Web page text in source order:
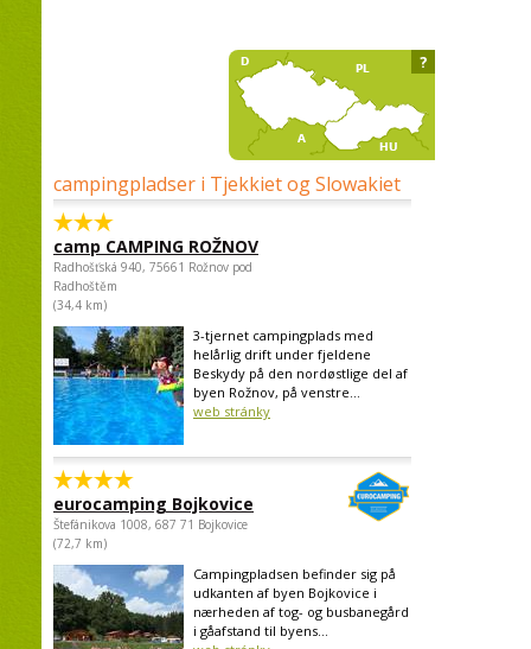
campingpladser i Tjekkiet og Slowakiet
camp CAMPING ROŽNOV
Radhošťská 940, 75661 Rožnov pod
Radhoštěm
(34,4 km)
3-tjernet campingplads med
helårlig drift under fjeldene
Beskydy på den nordøstlige del af
byen Rožnov, på venstre...
web stránky
eurocamping Bojkovice
Štefánikova 1008, 687 71 Bojkovice
(72,7 km)
Campingpladsen befinder sig på
udkanten af byen Bojkovice i
nærheden af tog- og busbanegård
i gåafstand til byens...
?